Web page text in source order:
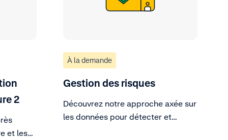
2
et les
À la demande
Gestion des risques
Découvrez notre approche axée sur
les données pour détecter et